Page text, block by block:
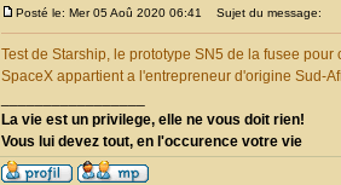
Posté le: Mer 05 Aoû 2020 06:41 Sujet du message:
Test de Starship, le prototype SN5 de la fusee
SpaceX appartient a l'entrepreneur d'origine Sud-
La vie est un privilege, elle ne vous doit rien!
Vous lui devez tout, en l'occurence votre vie